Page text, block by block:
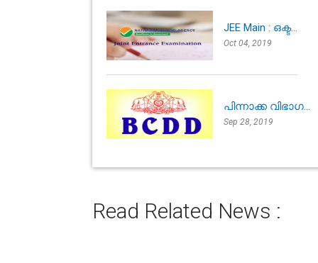
JEE Main : ഒക്ട...
Oct 04, 2019
പിന്നാക്ക വിഭാഗ...
Sep 28, 2019
Read Related News :